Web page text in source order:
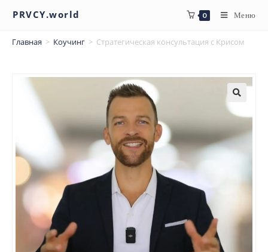
PRVCY.world 0 Меню
Главная > Коучинг > Стратегическая консультация с Крисом